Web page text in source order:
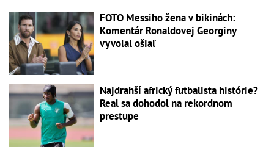
FOTO Messiho žena v bikinách:
Komentár Ronaldovej Georginy
vyvolal ošiaľ
Najdrahší africký futbalista histórie?
Real sa dohodol na rekordnom
prestupe